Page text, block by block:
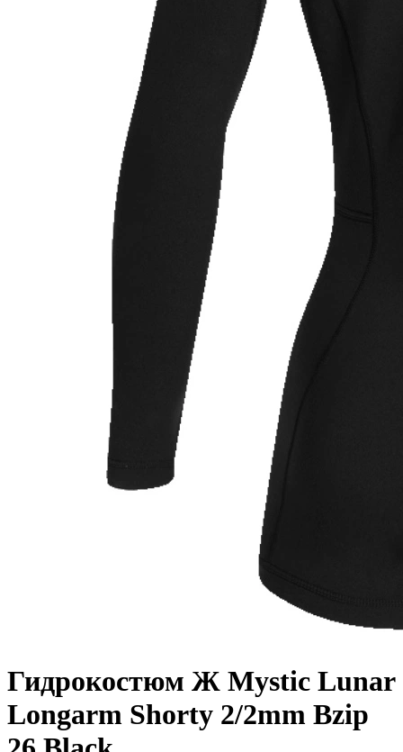
Гидрокостюм Ж Mystic Lunar
Longarm Shorty 2/2mm Bzip